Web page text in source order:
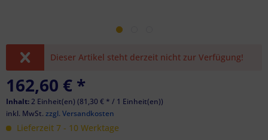
Dieser Artikel steht derzeit nicht zur Verfügung!
162,60 € *
Inhalt:2 Einheit(en) (81,30 € * / 1 Einheit(en))
inkl. MwSt. zzgl. Versandkosten
Lieferzeit 7 - 10 Werktage